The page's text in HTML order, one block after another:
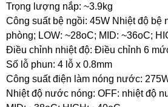
Trọng lượng nắp: ~3.9kg
Công suất bệ ngồi: 45W Nhiệt độ bệ
phòng; LOW: ~28oC; MID: ~36oC;
Điều chỉnh nhiệt độ: Điều chỉnh 6
Số lỗ phun: 4 lỗ x 0.8mm
Công suất điện làm nóng nước:
Nhiệt độ nước nóng: OFF: nhiệt độ